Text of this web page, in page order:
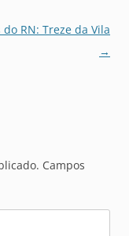
do RN: Treze da Vila
→
Campos